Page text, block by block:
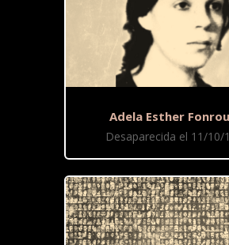
Adela Esther
Desaparecida el 11/10/